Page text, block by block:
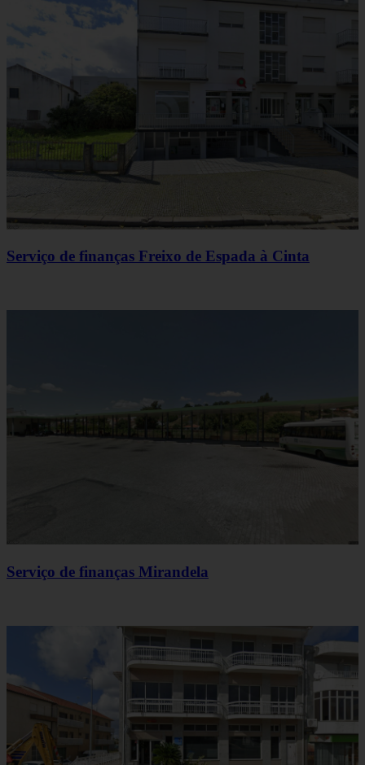
Serviço de finanças Freixo de Espada à Cinta
Serviço de finanças Mirandela